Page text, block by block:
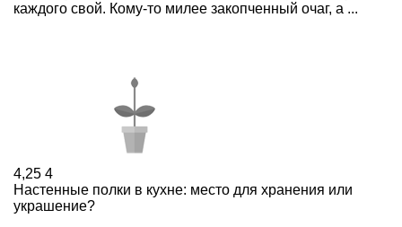
каждого свой. Кому-то милее закопченный очаг, а ...
4,25 4
Настенные полки в кухне: место для хранения или
украшение?